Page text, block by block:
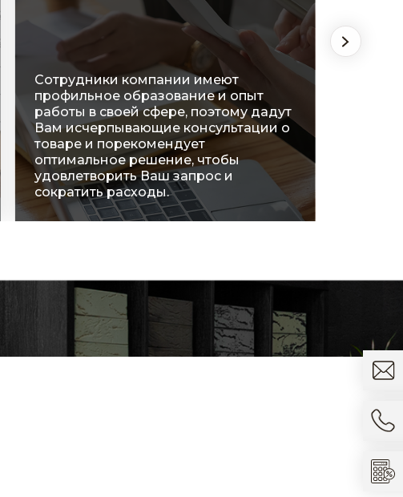
Сотрудники компании имеют
профильное образование и опыт
работы в своей сфере, поэтому дадут
Вам исчерпывающие консультации о
товаре и порекомендует
оптимальное решение, чтобы
удовлетворить Ваш запрос и
сократить расходы.